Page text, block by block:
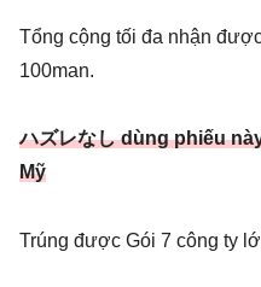
Tổng cộng tối đa nhận
100man.
ハズレなし dùng phiếu
Mỹ
Trúng được Gói 7 công ty